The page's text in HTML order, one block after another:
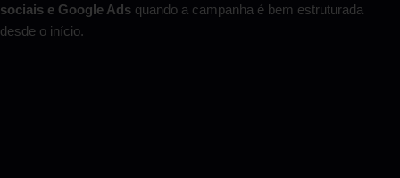
sociais e Google Ads quando a campanha é bem estruturada
desde o início.